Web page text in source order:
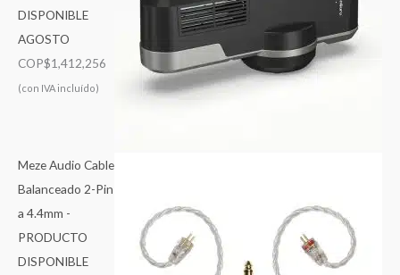
DISPONIBLE
AGOSTO
COP$1,412,256
(con IVA incluído)
Meze Audio Cable
Balanceado 2-Pin
a 4.4mm -
PRODUCTO
DISPONIBLE